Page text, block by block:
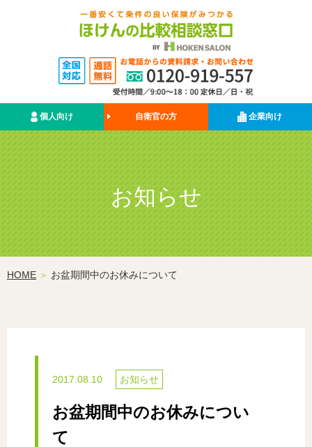
個人向け 自衛官の方 企業向け
お知らせ
HOME ＞ お盆期間中のお休みについて
2017.08.10 お知らせ
お盆期間中のお休みについ
て